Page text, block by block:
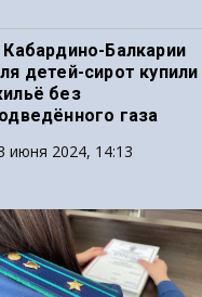
Кабардино-Балкарии
детей-сирот купили
без
газа
июня 2024, 14:13